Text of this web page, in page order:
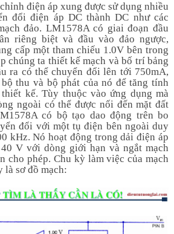
điện áp xung được sử dụng nhiều
đổi điện áp DC thành DC như các
đảo. LM1578A có giai đoạn đầu
riêng biệt và đầu vào đảo ngược,
cấp một tham chiếu 1.0V bên trong
chúng ta thiết kế mạch và bố trí bảng
ra có thể chuyển đổi lên tới 750mA,
thu và bộ phát của nó để tăng tính
kế. Tùy thuộc vào ứng dụng mà
ngoài có thể được nối đến mặt đất
có bộ tạo dao động trên bo
đổi với một tụ điện bên ngoài duy
kHz. Nó hoạt động trong dải điện áp
V với dòng giới hạn và ngắt mạch
cho phép. Chu kỳ làm việc của mạch
là sơ đồ mạch: